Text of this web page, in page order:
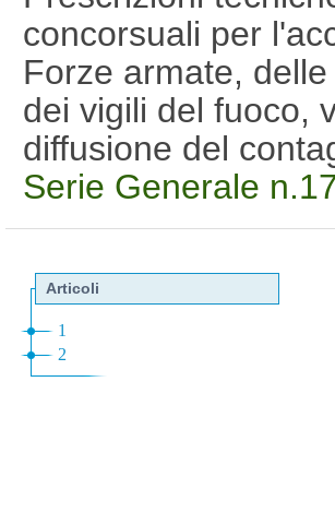
concorsuali per
Forze armate,
dei vigili del fuoco,
diffusione del
Serie Generale